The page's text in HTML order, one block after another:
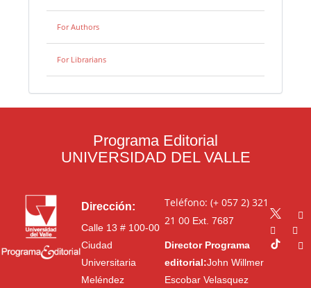
For Authors
For Librarians
Programa Editorial
UNIVERSIDAD DEL VALLE
Dirección:
Calle 13 # 100-00
Ciudad
Universitaria
Meléndez
Teléfono: (+ 057 2) 321
21 00Ext. 7687
Director Programa
editorial:John Willmer
Escobar Velasquez